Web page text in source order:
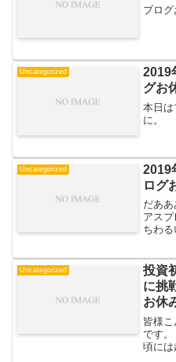
ブログ
Uncategorized
2019
グお
本日は
に。
Uncategorized
2019
ログ
だあ
アス
ちわ
Uncategorized
投資
に挑
お休
皆様こ
です。
頃には